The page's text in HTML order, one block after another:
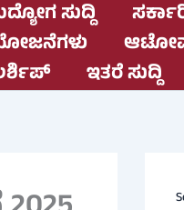
ಸುದ್ದಿ
ಇತರೆ ಸುದ್ದಿ